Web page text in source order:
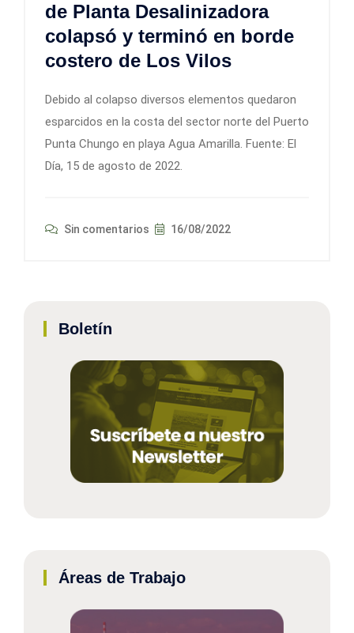
de Planta Desalinizadora
colapsó y terminó en borde
costero de Los Vilos
Debido al colapso diversos elementos quedaron
esparcidos en la costa del sector norte del Puerto
Punta Chungo en playa Agua Amarilla. Fuente: El
Día, 15 de agosto de 2022.
Sin comentarios 16/08/2022
Boletín
Áreas de Trabajo